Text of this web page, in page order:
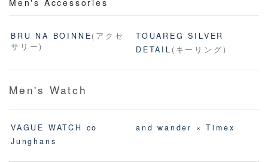
BRU NA BOINNE(アクセ
サリー)
TOUAREG SILVER
DETAIL (キーリング)
Men's Watch
VAGUE WATCH co
and wander × Timex
Junghans